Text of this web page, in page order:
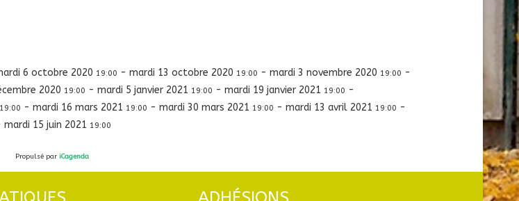
6 octobre 2020 19:00 - mardi 13 octobre 2020 19:00 - mardi 3 novembre 2020 19:00 -
2020 19:00 - mardi 5 janvier 2021 19:00 - mardi 19 janvier 2021 19:00 -
19:00 - mardi 16 mars 2021 19:00 - mardi 30 mars 2021 19:00 - mardi 13 avril 2021 19:00 -
mardi 15 juin 2021 19:00
Propulsé par iCagenda